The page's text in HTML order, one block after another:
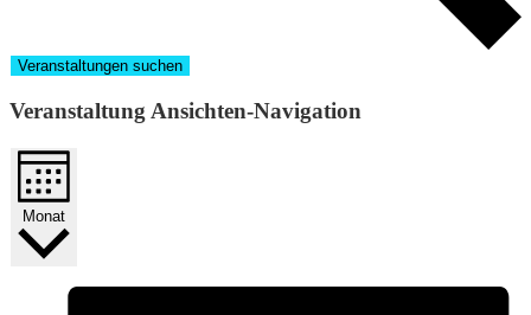
Veranstaltungen suchen
Veranstaltung Ansichten-Navigation
Monat